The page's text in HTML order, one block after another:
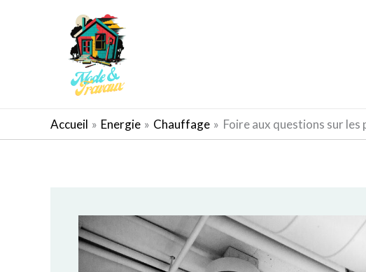
Accueil Energie Chauffage Foire aux questions sur